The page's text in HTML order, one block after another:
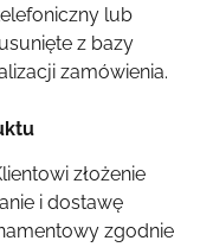
lub
z bazy
zamówienia.
złożenie
i dostawę
zgodnie